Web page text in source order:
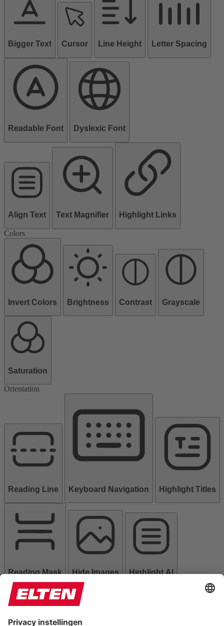
Bigger Text Cursor Line Height Letter Spacing
Readable Font Dyslexic Font
Align Text Text Magnifier Highlight Links
Colors
Invert Colors Brightness Contrast Grayscale
Saturation
Orientation
Reading Line Keyboard Navigation Highlight Titles
Reading Mask Hide Images Highlight Al